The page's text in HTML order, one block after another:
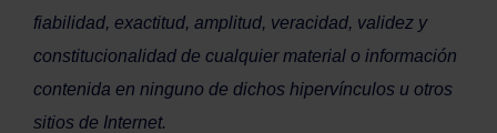
fiabilidad, exactitud, amplitud, veracidad, validez y
constitucionalidad de cualquier material o información
contenida en ninguno de dichos hipervínculos u otros
sitios de Internet.